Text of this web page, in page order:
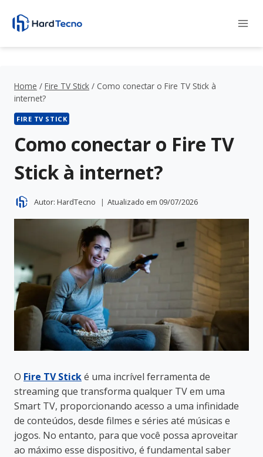
para
Conteúdo
Home / Fire TV Stick / Como conectar o Fire TV Stick à
internet?
FIRE TV STICK
Como conectar o Fire TV
Stick à internet?
Autor: HardTecno Atualizado em 09/07/2026
O Fire TV Stické uma incrível ferramenta de
streaming que transforma qualquer TV em uma
Smart TV, proporcionando acesso a uma infinidade
de conteúdos, desde filmes e séries até músicas e
jogos. No entanto, para que você possa aproveitar
ao máximo esse dispositivo, é fundamental saber